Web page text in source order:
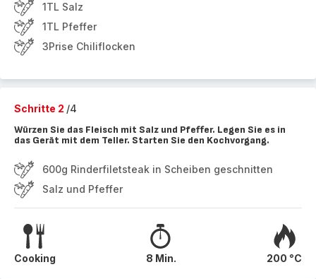
1TL Salz
1TL Pfeffer
3Prise Chiliflocken
Schritte 2 /4
Würzen Sie das Fleisch mit Salz und Pfeffer. Legen Sie es in
das Gerät mit dem Teller. Starten Sie den Kochvorgang.
600g Rinderfiletsteak in Scheiben geschnitten
Salz und Pfeffer
Cooking 8 Min. 200 °C